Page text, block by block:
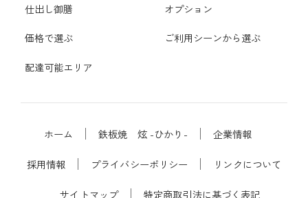
仕出し御膳 オプション
価格で選ぶ ご利用シーンから選ぶ
配達可能エリア
ホーム 鉄板焼 炫 -ひかり- 企業情報
採用情報 プライバシーポリシー リンクについて
サイトマップ 特定商取引法に基づく表記